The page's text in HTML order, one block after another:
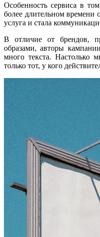
Особенность сервиса в
более длительном времени
услуга и стала
В отличие от брендов,
образами, авторы
много текста. Настолько
только тот, у кого